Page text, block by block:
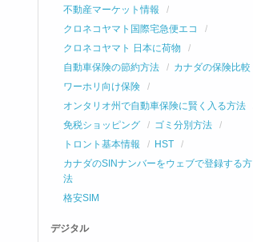
不動産マーケット情報
クロネコヤマト国際宅急便エコ
クロネコヤマト 日本に荷物
自動車保険の節約方法
カナダの保険比較
ワーホリ向け保険
オンタリオ州で自動車保険に賢く入る方法
免税ショッピング
ゴミ分別方法
トロント基本情報
HST
カナダのSINナンバーをウェブで登録する方
法
格安SIM
デジタル